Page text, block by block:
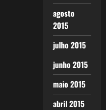
agosto
2015
julho 2015
junho 2015
maio 2015
abril 2015